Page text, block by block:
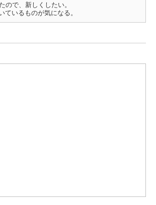
ので、新しくしたい。
ているものが気になる。